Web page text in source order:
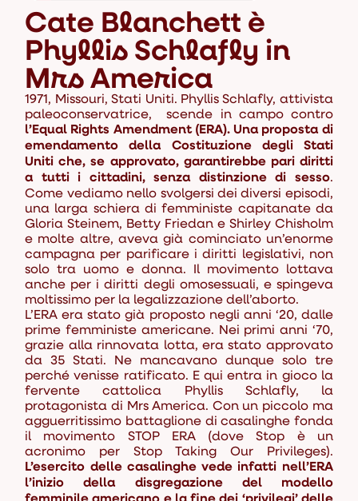
Cate Blanchett è
Phyllis Schlafly in
Mrs America
1971, Missouri, Stati Uniti. Phyllis Schlafly, attivista
paleoconservatrice, scende in campo contro
l’Equal Rights Amendment (ERA). Una proposta di
emendamento della Costituzione degli Stati
Uniti che, se approvato, garantirebbe pari diritti
a tutti i cittadini, senza distinzione di sesso.
Come vediamo nello svolgersi dei diversi episodi,
una larga schiera di femministe capitanate da
Gloria Steinem, Betty Friedan e Shirley Chisholm
e molte altre, aveva già cominciato un’enorme
campagna per parificare i diritti legislativi, non
solo tra uomo e donna. Il movimento lottava
anche per i diritti degli omosessuali, e spingeva
moltissimo per la legalizzazione dell’aborto.
L’ERA era stato già proposto negli anni ‘20, dalle
prime femministe americane. Nei primi anni ‘70,
grazie alla rinnovata lotta, era stato approvato
da 35 Stati. Ne mancavano dunque solo tre
perché venisse ratificato. E qui entra in gioco la
fervente cattolica Phyllis Schlafly, la
protagonista di Mrs America. Con un piccolo ma
agguerritissimo battaglione di casalinghe fonda
il movimento STOP ERA (dove Stop è un
acronimo per Stop Taking Our Privileges).
L’esercito delle casalinghe vede infatti nell’ERA
l’inizio della disgregazione del modello